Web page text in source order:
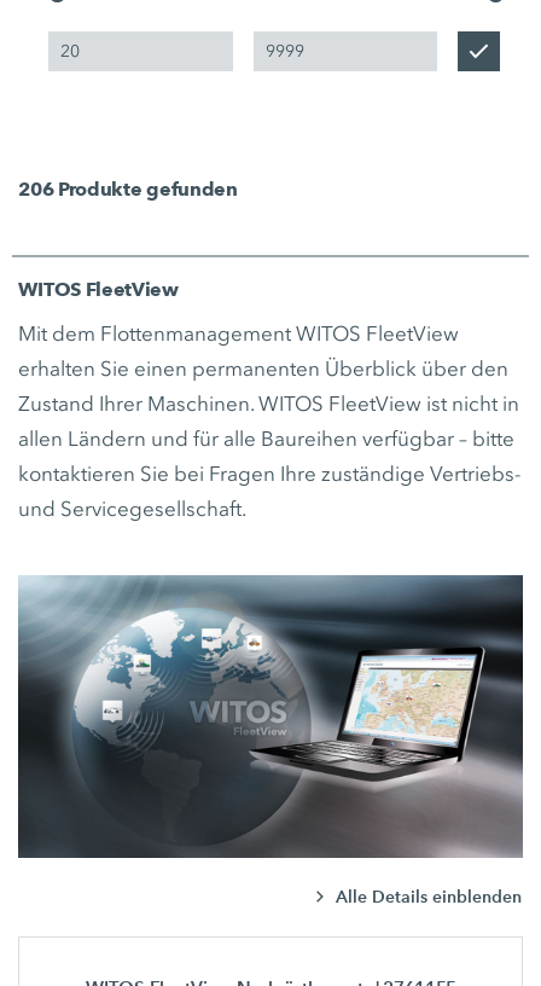
206 Produkte gefunden
WITOS FleetView
Mit dem Flottenmanagement WITOS FleetView
erhalten Sie einen permanenten Überblick über den
Zustand Ihrer Maschinen. WITOS FleetView ist nicht in
allen Ländern und für alle Baureihen verfügbar – bitte
kontaktieren Sie bei Fragen Ihre zuständige Vertriebs-
und Servicegesellschaft.
Alle Details einblenden